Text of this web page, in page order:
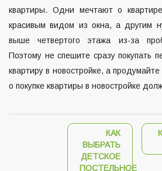
квартиры. Одни мечтают о
красивым видом из окна, а другим
выше четвертого этажа из-за
Поэтому не спешите сразу покупать
квартиру в новостройке, а
о покупке квартиры в новостройке
КАК
ВЫБРАТЬ
ДЕТСКОЕ
ПОСТЕЛЬНОЕ